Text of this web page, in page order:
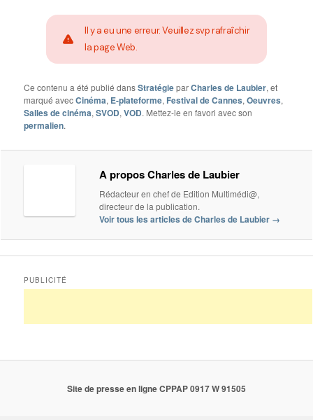
Il y a eu une erreur. Veuillez svp rafraîchir
la page Web.
Ce contenu a été publié dansStratégieparCharles de Laubier, et
marqué avecCinéma, E-plateforme, Festival de Cannes,Oeuvres,
Salles de cinéma,SVOD,VOD. Mettez-le en favori avec son
permalien.
A propos Charles de Laubier
Rédacteur en chef de Edition Multimédi@,
directeur de la publication.
Voir tous les articles de Charles de Laubier →
PUBLICITÉ
Site de presse en ligne CPPAP 0917 W 91505